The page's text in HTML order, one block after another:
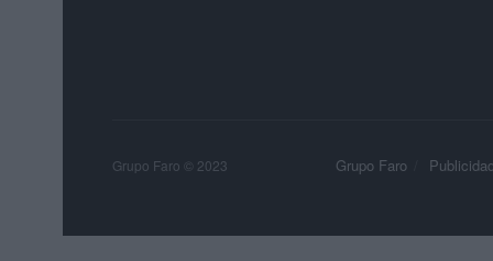
Grupo Faro Publicidad
Grupo Faro © 2023